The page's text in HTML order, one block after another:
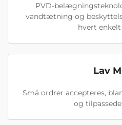
PVD-
vandtætning og
hvert
Lav
Små ordrer accepteres,
og